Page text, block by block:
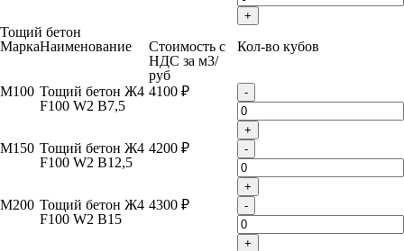
+
Тощий бетон
МаркаНаименование
Стоимость с
НДС за м3/
руб
Кол-во кубов
М100 Тощий бетон Ж4
F100 W2 B7,5
4100 ₽ -
+
М150 Тощий бетон Ж4
F100 W2 B12,5
4200 ₽ -
+
М200 Тощий бетон Ж4
F100 W2 B15
4300 ₽ -
+